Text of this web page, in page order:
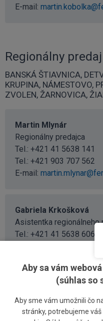
E-mail:
Regionálny predaj
BANSKÁ ŠTIAVNICA,
KRUPINA, NÁMESTOVO,
ZVOLEN, ŽARNOVICA,
Martin Mlynár
Regionálny predajca
Tel.: +421 41 5638 141
Tel.: +421 903 707 562
E-mail:
Gabriela Krkošková
Asistentka regionálneho
Tel.: +421 41 5638 606
BYTČA, ČADCA,
NAD VÁHOM, POVAŽSKÁ
Aby sa vám
(súhlas so
Aby sme vám umožnili čo
stránky, potrebujeme